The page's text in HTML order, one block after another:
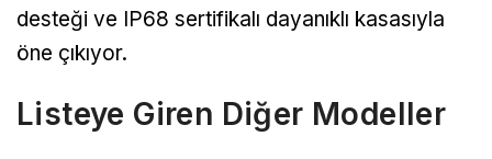
desteği ve IP68 sertifikalı dayanıklı kasasıyla
öne çıkıyor.
Listeye Giren Diğer Modeller